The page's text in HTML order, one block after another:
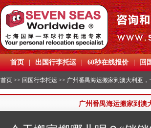
首页 | 出国行李托运 | 60秒在线报价 | 回
首页 >> 回国行李托运 >> 广州番禺海运搬家到澳大利亚
广州番禺海运搬家到澳